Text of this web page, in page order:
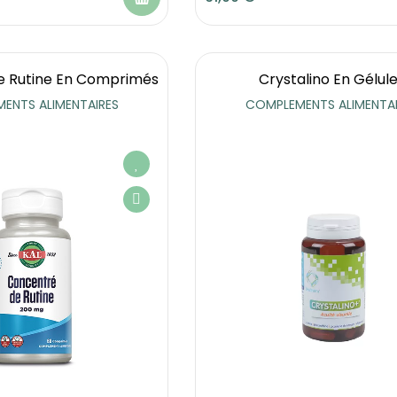
Rutine En Comprimés
ALIMENTAIRES
Crystalino En
COMPLEMENTS